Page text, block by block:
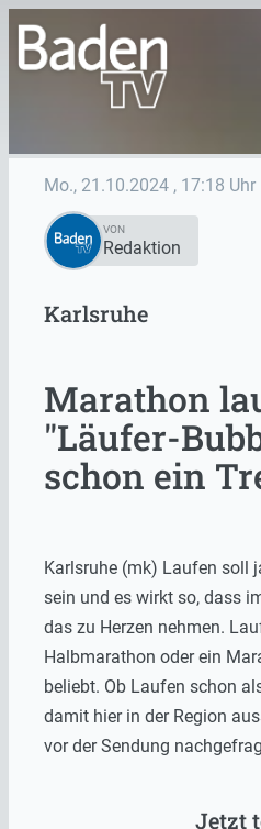
Mo., 21.10.2024 , 17:18 Uhr
VON
Redaktion
Karlsruhe
Marathon
"Läufer-
schon ein
Karlsruhe (mk) Laufen soll
sein und es wirkt so, dass
das zu Herzen nehmen.
Halbmarathon oder ein
beliebt. Ob Laufen schon
damit hier in der Region
vor der Sendung